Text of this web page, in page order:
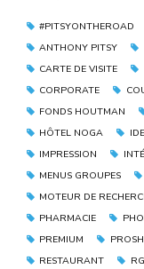
#PITSYONTHEROAD
ANTHONY PITSY
CARTE DE VISITE
CORPORATE
FONDS HOUTMAN
HÔTEL NOGA
IMPRESSION
MENUS GROUPES
MOTEUR DE
PHARMACIE
PREMIUM
RESTAURANT